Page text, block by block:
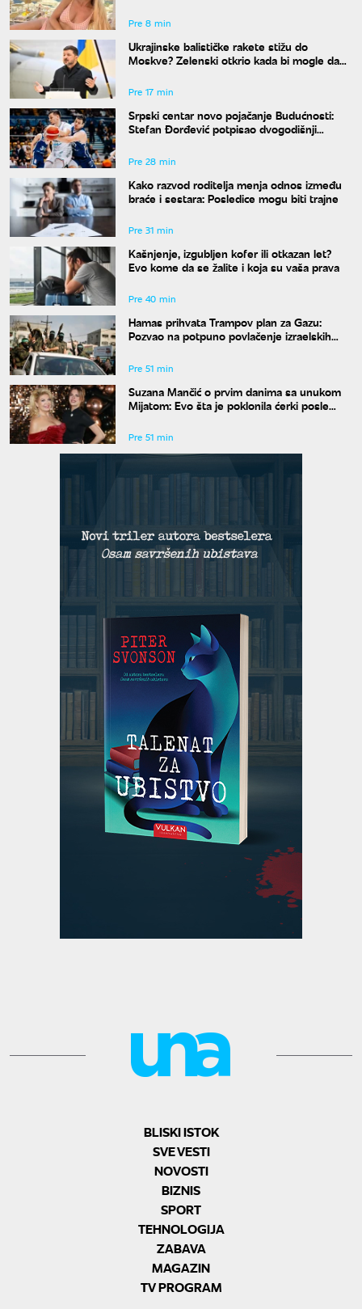
Pre 8 min
Ukrajinske balističke rakete stižu do
Moskve? Zelenski otkrio kada bi mogle da
Pre 17 min
Srpski centar novo pojačanje Budućnosti:
Stefan Đorđević potpisao dvogodišnji
Pre 28 min
Kako razvod roditelja menja odnos između
braće i sestara: Posledice mogu biti trajne
Pre 31 min
Kašnjenje, izgubljen kofer ili otkazan let?
Evo kome da se žalite i koja su vaša prava
Pre 40 min
Hamas prihvata Trampov plan za Gazu:
Pozvao na potpuno povlačenje izraelskih
Pre 51 min
Suzana Mančić o prvim danima sa unukom
Mijatom: Evo šta je poklonila ćerki posle
Pre 51 min
BLISKI ISTOK
SVE VESTI
NOVOSTI
BIZNIS
SPORT
TEHNOLOGIJA
ZABAVA
MAGAZIN
TV PROGRAM